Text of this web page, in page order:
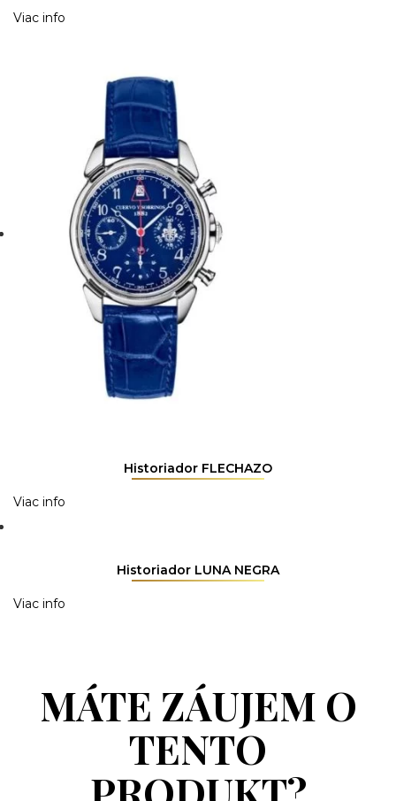
Viac info
Historiador FLECHAZO
Viac info
Historiador LUNA NEGRA
Viac info
MÁTE ZÁUJEM O
TENTO